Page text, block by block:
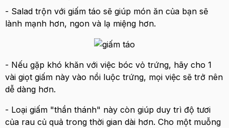
- Salad trộn với giấm táo sẽ giúp món ăn của bạn sẽ
lành mạnh hơn, ngon và lạ miệng hơn.
- Nếu gặp khó khăn với việc bóc vỏ trứng, hãy cho 1
vài giọt giấm này vào nồi luộc trứng, mọi việc sẽ trở nên
dễ dàng hơn.
- Loại giấm "thần thánh" này còn giúp duy trì độ tươi
của rau củ quả trong thời gian dài hơn. Cho một muỗng